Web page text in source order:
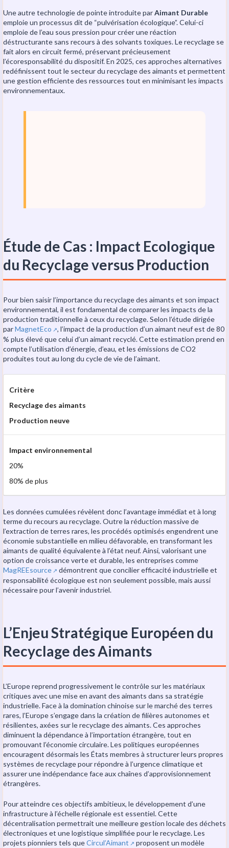
Une autre technologie de pointe introduite parAimant Durable
emploie un processus dit de “pulvérisation écologique”. Celui-ci
emploie de l’eau sous pression pour créer une réaction
déstructurante sans recours à des solvants toxiques. Le recyclage se
fait alors en circuit fermé, préservant précieusement
l’écoresponsabilité du dispositif. En 2025, ces approches alternatives
redéfinissent tout le secteur du recyclage des aimants et permettent
une gestion efficiente des ressources tout en minimisant les impacts
environnementaux.
Étude de Cas : Impact Ecologique
du Recyclage versus Production
Pour bien saisir l’importance du recyclage des aimants et son impact
environnemental, il est fondamental de comparer les impacts de la
production traditionnelle à ceux du recyclage. Selon l’étude dirigée
parMagnetEco ↗️, l’impact de la production d’un aimant neuf est de 80
% plus élevé que celui d’un aimant recyclé. Cette estimation prend en
compte l’utilisation d’énergie, d’eau, et les émissions de CO2
produites tout au long du cycle de vie de l’aimant.
Critère
Recyclage des aimants
Production neuve
Impact environnemental
20%
80% de plus
Les données cumulées révèlent donc l’avantage immédiat et à long
terme du recours au recyclage. Outre la réduction massive de
l’extraction de terres rares, les procédés optimisés engendrent une
économie substantielle en milieu défavorable, en transformant les
aimants de qualité équivalente à l’état neuf. Ainsi, valorisant une
option de croissance verte et durable, les entreprises comme
MagREEsource ↗️ démontrent que concilier efficacité industrielle et
responsabilité écologique est non seulement possible, mais aussi
nécessaire pour l’avenir industriel.
L’Enjeu Stratégique Européen du
Recyclage des Aimants
L’Europe reprend progressivement le contrôle sur les matériaux
critiques avec une mise en avant des aimants dans sa stratégie
industrielle. Face à la domination chinoise sur le marché des terres
rares, l’Europe s’engage dans la création de filières autonomes et
résilientes, axées sur le recyclage des aimants. Ces approches
diminuent la dépendance à l’importation étrangère, tout en
promouvant l’économie circulaire. Les politiques européennes
encouragent désormais les États membres à structurer leurs propres
systèmes de recyclage pour répondre à l’urgence climatique et
assurer une indépendance face aux chaînes d’approvisionnement
étrangères.
Pour atteindre ces objectifs ambitieux, le développement d’une
infrastructure à l’échelle régionale est essentiel. Cette
décentralisation permettrait une meilleure gestion locale des déchets
électroniques et une logistique simplifiée pour le recyclage. Les
projets pionniers tels queCircul’Aimant ↗️ proposent un modèle